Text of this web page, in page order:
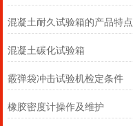
混凝土耐久试验箱的产品特点
混凝土碳化试验箱
霰弹袋冲击试验机检定条件
橡胶密度计操作及维护